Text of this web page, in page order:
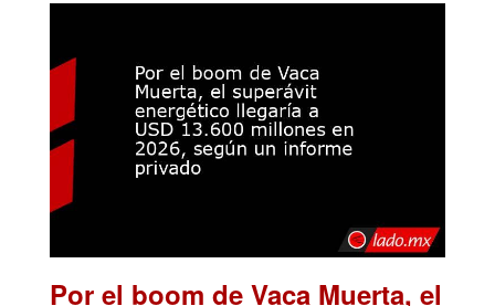
Por el boom de Vaca Muerta, el